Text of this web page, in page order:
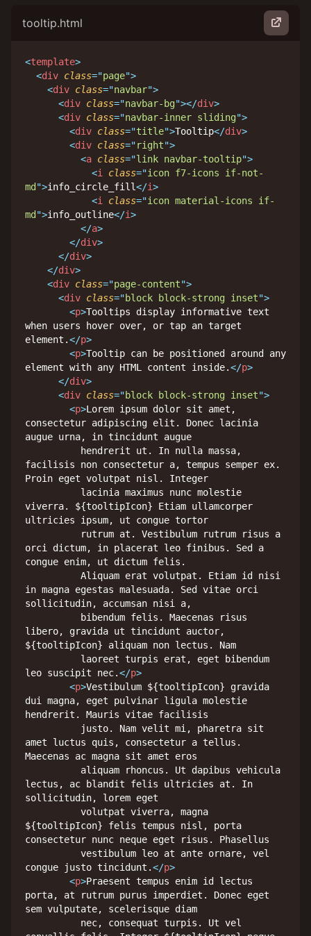
tooltip.html
<template>
<div class="page">
<div class="navbar">
<div class="navbar-bg"></div>
<div class="navbar-inner sliding">
<div class="title">Tooltip</div>
<div class="right">
<a class="link navbar-tooltip">
<i class="icon f7-icons if-not-
md ">info_circle_fill</i>
<i class="icon material-icons if-
md ">info_outline</i>
</a>
</div>
</div>
</div>
<div class="page-content">
<div class="block block-strong inset">
<p>Tooltips display informative text
when users hover over, or tap an target
element.</p>
<p>Tooltip can be positioned around any
element with any HTML content inside.</p>
</div>
<div class="block block-strong inset">
<p>Lorem ipsum dolor sit amet,
consectetur adipiscing elit. Donec lacinia
augue urna, in tincidunt augue
facilisis non consectetur a, tempus semper ex.
Proin eget volutpat nisl. Integer
viverra. ${tooltipIcon} Etiam ullamcorper
ultricies ipsum, ut congue tortor
orci dictum, in placerat leo finibus. Sed a
congue enim, ut dictum felis.
in magna egestas malesuada. Sed vitae orci
sollicitudin, accumsan nisi a,
libero, gravida ut tincidunt auctor,
${tooltipIcon} aliquam non lectus. Nam
leo suscipit nec.</p>
<p>Vestibulum ${tooltipIcon} gravida
dui magna, eget pulvinar ligula molestie
hendrerit. Mauris vitae facilisis
amet luctus quis, consectetur a tellus.
Maecenas ac magna sit amet eros
lectus, ac blandit felis ultricies at. In
sollicitudin, lorem eget
${tooltipIcon} felis tempus nisl, porta
consectetur nunc neque eget risus. Phasellus
congue justo tincidunt.</p>
<p>Praesent tempus enim id lectus
porta, at rutrum purus imperdiet. Donec eget
sem vulputate, scelerisque diam